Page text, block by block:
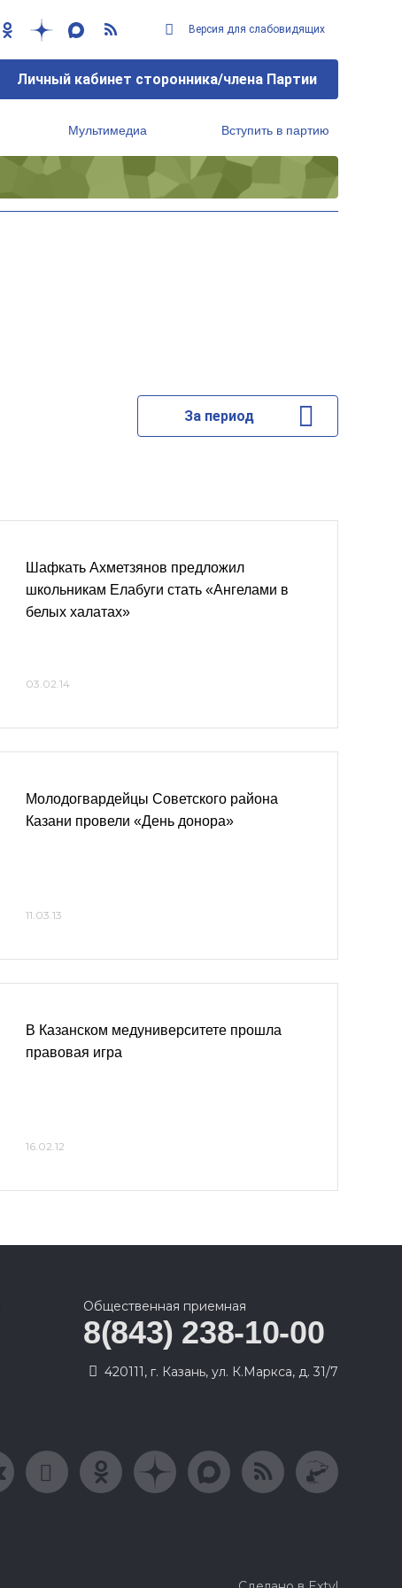
Версия для слабовидящих
Личный кабинет сторонника/члена Партии
Мультимедиа Вступить в партию
За период
Шафкать Ахметзянов предложил
школьникам Елабуги стать «Ангелами в
белых халатах»
03.02.14
Молодогвардейцы Советского района
Казани провели «День донора»
11.03.13
В Казанском медуниверситете прошла
правовая игра
16.02.12
Общественная приемная
8(843) 238-10-00
420111, г. Казань, ул. К.Маркса, д. 31/7